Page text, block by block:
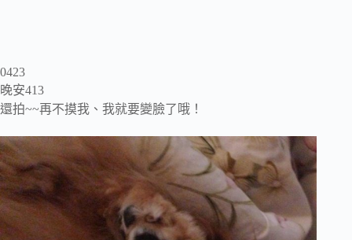
0423
晚安413
還拍~~再不摸我、我就要變臉了哦！